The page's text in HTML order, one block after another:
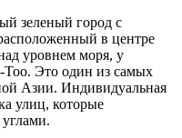
зеленый город с
в центре
уровнем моря, у
Это один из самых
Азии. Индивидуальная
улиц, которые